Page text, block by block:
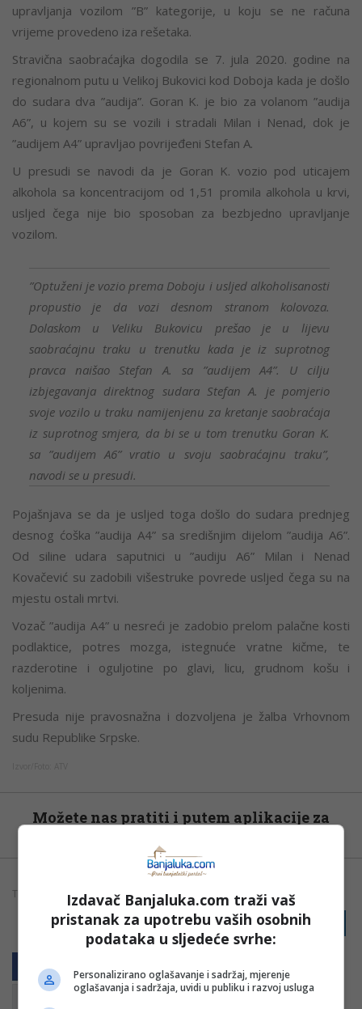
upravljanja vozilom ”B” kategorije, u koju se ne računa
vrijeme provedeno iza rešetaka.
Stravična saobraćajka dogodila se 7. jula 2020. godine na
regionalnom putu u Velikoj Bukovici kod Doboja kada je došlo
do sudara dva ”audija”. Goran K. je bio za volanom ”audija
A6”, u kojem su se vozili i stradali Milan i Nenad, dok je
”audijem A4” upravljao povrijeđeni Stefan A.
U presudi se navodi da je Goran K. vozio pod uticajem
alkohola sa koncentracijom od 1,51 promila alkohola u krvi,
usljed čega nije bio sposoban za bezbjedno upravljanje
vozilom.
”Optuženi je vozio prema Doboju i usljed alkoholisanosti
propustio je da vozi desnom stranom kolovoza.
Dolaskom u Veliku Bukovicu prešao je u lijevu
saobraćajnu traku u trenutku kada je iz suprotnog
pravca naišao Stefan A. sa ”audijem A4”. U cilju
izbjegavanja direktnog sudara Stefan A. je pomjerio
svoje vozilo u traku namijenjenu za kretanje saobraćaja
iz suprotnog smjera, da bi se u tom trenutku Goran K.
sa ”audijem A6” vratio u svoju saobraćajnu traku”,
navodi se u presudi.
Pojašnjava se da je usljed toga došlo do sudara prednjeg
desnog ćoška ”audija A4” sa središnjim dijelom ”audija A6”.
Od siline udara saputnici u ”audiju A6” Milan i Nenad
Kovačević su zadobili višestruke povrede usljed čega su na
mjestu ostali mrtvi.
Vozač ”audija A4” u nesreći je zadobio prelom palačne kosti
podlaktice, potres mozga, istegnuće vratne kičme, te
razderotine i oguljotine po glavi, licu, grudnom košu i
koljenima.
Presuda nije pravosnažna i dozvoljena je žalba Vrhovnom
sudu Republike Srpske.
Možete nas pratiti i putem aplikacije za
TAGOVI: DOBOJ PRESUDA SAOBRAĆAJNA NESREĆA
PRIJAVI GREŠKU
Izdavač Banjaluka.com traži vaš
pristanak za upotrebu vaših osobnih
podataka u sljedeće svrhe:
Personalizirano oglašavanje i sadržaj, mjerenje
oglašavanja i sadržaja, uvidi u publiku i razvoj usluga